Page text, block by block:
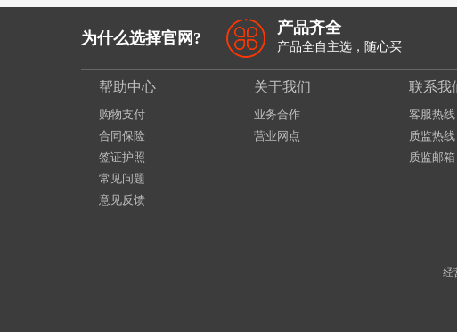
为什么选择官网?
产品齐全
产品全自主选，随心买
帮助中心
购物支付
合同保险
签证护照
常见问题
意见反馈
关于我们
业务合作
营业网点
联系我
客服热
质监热
质监邮
经